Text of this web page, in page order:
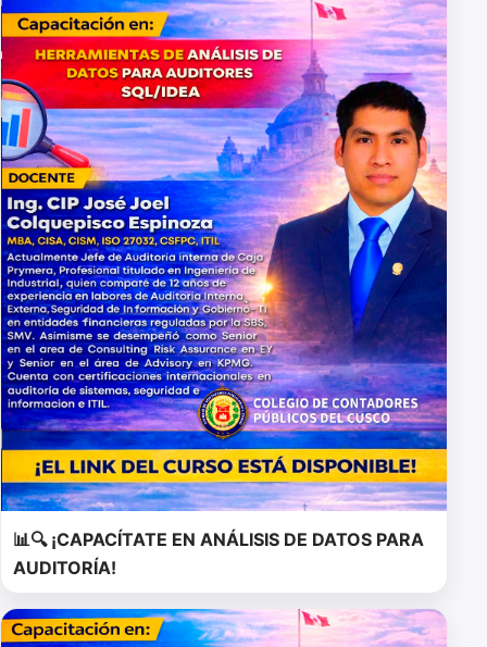
📊🔍 ¡CAPACÍTATE EN ANÁLISIS DE DATOS PARA
AUDITORÍA!